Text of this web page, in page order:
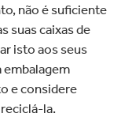
não é suficiente
suas caixas de
isto aos seus
embalagem
e considere
la.